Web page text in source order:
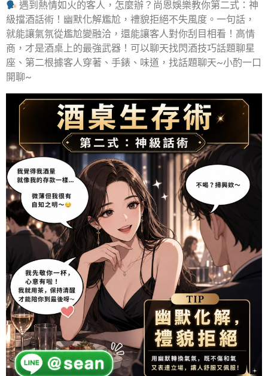
遇到熱情如火的客人，怎麼辦？尚恩娛樂教你第二式：神
級擋酒話術！幽默化解尷尬，禮貌拒絕不失風度。一句話，
就能讓氣氛從尷尬變融洽，還能讓客人對你刮目相看！高情
商，才是酒桌上的最強武器！可以聊天找閃酒技巧話題聊星
座、第二根據客人穿著、手錶、味道，找話題聊天~小酌一口
開聊~